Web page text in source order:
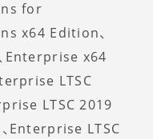
for
x64 Edition、
Enterprise x64
LTSC
LTSC 2019
Enterprise LTSC